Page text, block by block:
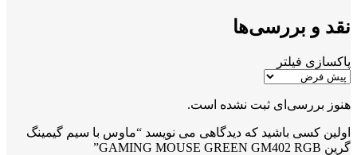
نقد و بررسی‌ها
پاکسازی فیلتر
هنوز بررسی‌ای ثبت نشده است.
اولین کسی باشید که دیدگاهی می نویسد “ماوس با سیم گیمینگ
گرین GAMING MOUSE GREEN GM402 RGB”